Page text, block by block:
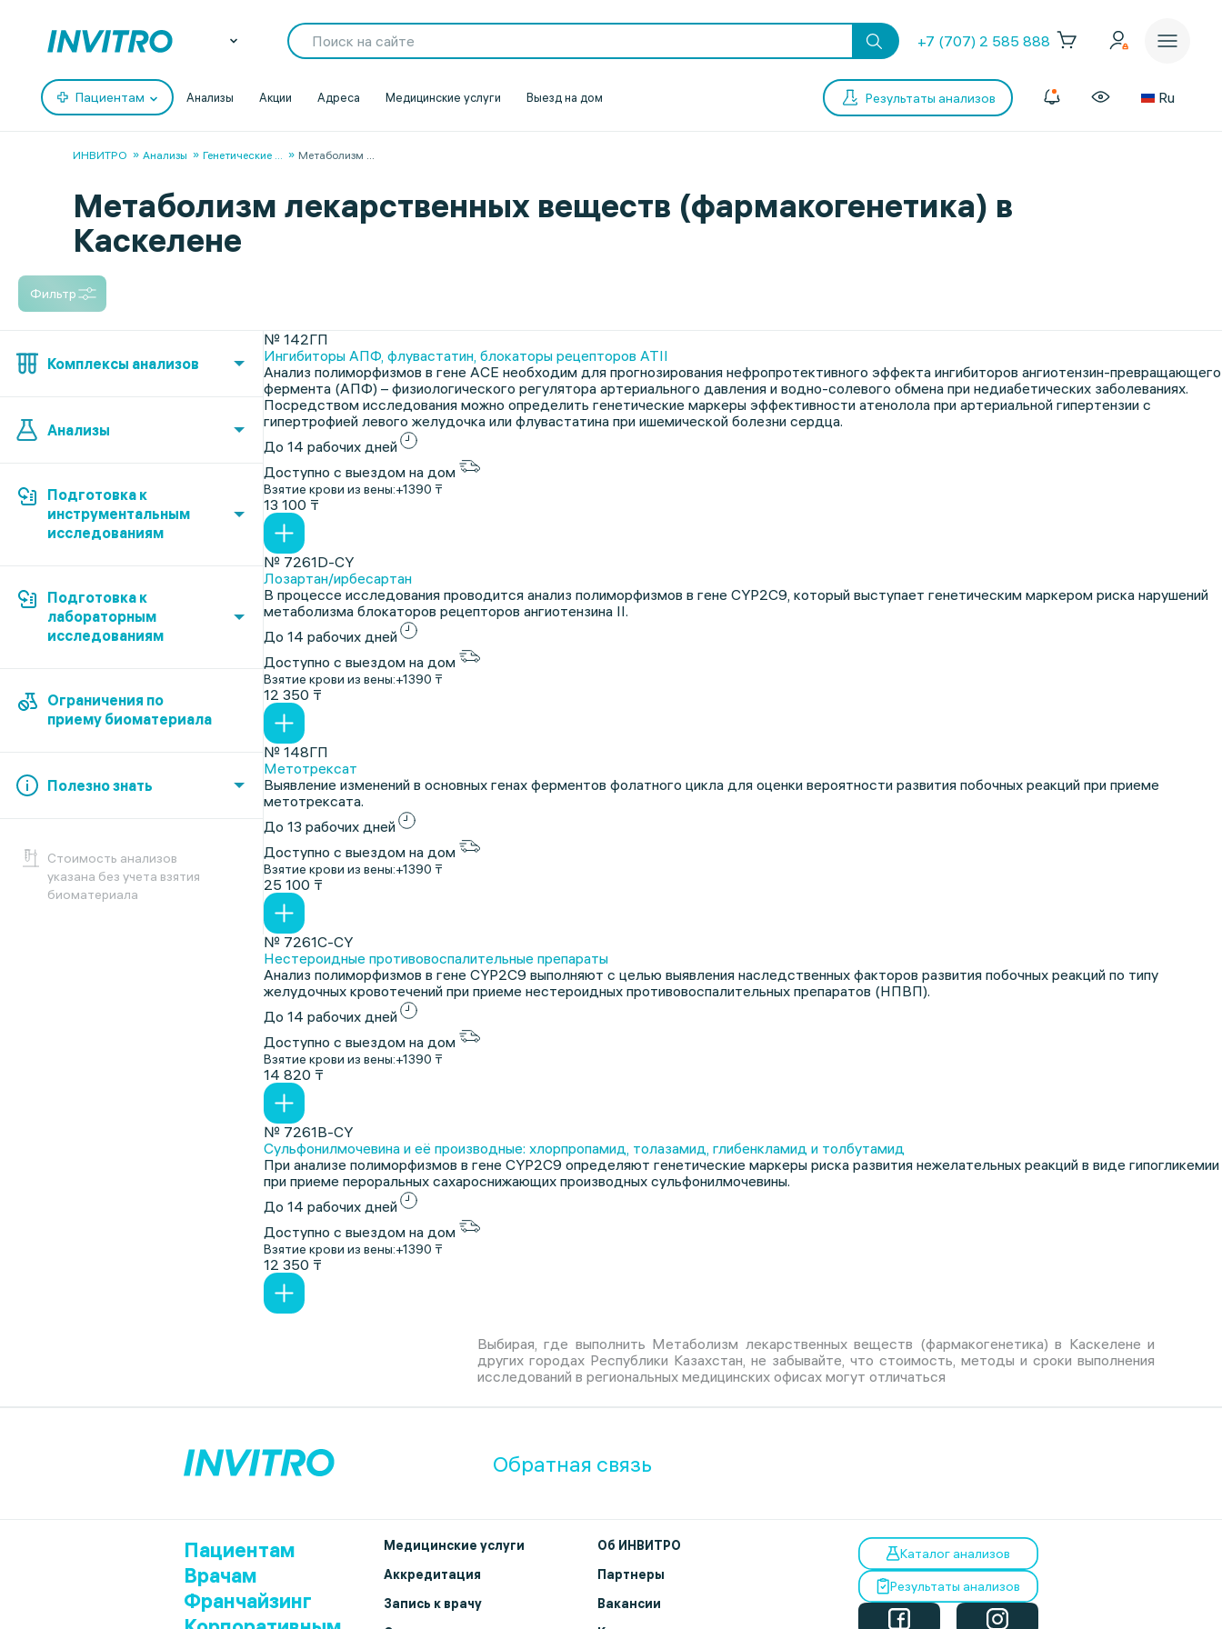
+7 (707) 2 585 888
Пациентам Анализы Акции Адреса Медицинские услуги Выезд на дом Результаты анализов Ru
ИНВИТРО Анализы Генетические ... Метаболизм ...
Метаболизм лекарственных веществ (фармакогенетика) в
Каскелене
Фильтр
Комплексы анализов
Анализы
Подготовка к
инструментальным
исследованиям
Подготовка к
лабораторным
исследованиям
Ограничения по
приему биоматериала
Полезно знать
Cтоимость анализов
указана без учета взятия
биоматериала
№ 142ГП
Ингибиторы АПФ, флувастатин, блокаторы рецепторов АТII
Анализ полиморфизмов в гене ACE необходим для прогнозирования нефропротективного эффекта ингибиторов ангиотензин-превращающего
фермента (АПФ) – физиологического регулятора артериального давления и водно-солевого обмена при недиабетических заболеваниях.
Посредством исследования можно определить генетические маркеры эффективности атенолола при артериальной гипертензии с
гипертрофией левого желудочка или флувастатина при ишемической болезни сердца.
До 14 рабочих дней
Доступно с выездом на дом
Взятие крови из вены:+1390 ₸
13 100 ₸
№ 7261D-CY
Лозартан/ирбесартан
В процессе исследования проводится анализ полиморфизмов в гене CYP2C9, который выступает генетическим маркером риска нарушений
метаболизма блокаторов рецепторов ангиотензина II.
До 14 рабочих дней
Доступно с выездом на дом
Взятие крови из вены:+1390 ₸
12 350 ₸
№ 148ГП
Метотрексат
Выявление изменений в основных генах ферментов фолатного цикла для оценки вероятности развития побочных реакций при приеме
метотрексата.
До 13 рабочих дней
Доступно с выездом на дом
Взятие крови из вены:+1390 ₸
25 100 ₸
№ 7261C-CY
Нестероидные противовоспалительные препараты
Анализ полиморфизмов в гене CYP2C9 выполняют с целью выявления наследственных факторов развития побочных реакций по типу
желудочных кровотечений при приеме нестероидных противовоспалительных препаратов (НПВП).
До 14 рабочих дней
Доступно с выездом на дом
Взятие крови из вены:+1390 ₸
14 820 ₸
№ 7261B-CY
Сульфонилмочевина и её производные: хлорпропамид, толазамид, глибенкламид и толбутамид
При анализе полиморфизмов в гене CYP2C9 определяют генетические маркеры риска развития нежелательных реакций в виде гипогликемии
при приеме пероральных сахароснижающих производных сульфонилмочевины.
До 14 рабочих дней
Доступно с выездом на дом
Взятие крови из вены:+1390 ₸
12 350 ₸
Выбирая, где выполнить Метаболизм лекарственных веществ (фармакогенетика) в Каскелене и
других городах Республики Казахстан, не забывайте, что стоимость, методы и сроки выполнения
исследований в региональных медицинских офисах могут отличаться
Обратная связь
Пациентам
Врачам
Франчайзинг
Медицинские услуги
Аккредитация
Запись к врачу
Об ИНВИТРО
Партнеры
Вакансии
Каталог анализов
Результаты анализов